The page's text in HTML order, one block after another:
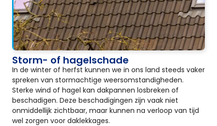
Storm- of hagelschade
In de winter of herfst kunnen we in ons land steeds vaker
spreken van stormachtige weersomstandigheden.
Sterke wind of hagel kan dakpannen losbreken of
beschadigen. Deze beschadigingen zijn vaak niet
onmiddellijk zichtbaar, maar kunnen na verloop van tijd
wel zorgen voor daklekkages.